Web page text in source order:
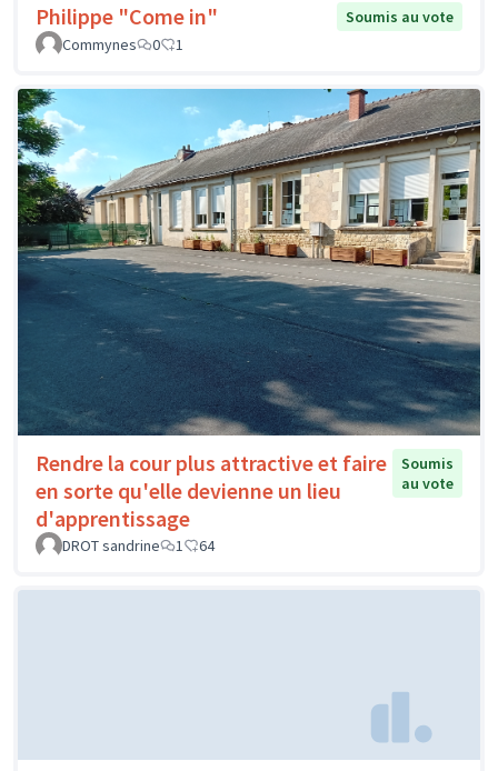
Philippe "Come in"
Soumis au vote
Commynes
0 1
Rendre la cour plus attractive et faire
en sorte qu'elle devienne un lieu
d'apprentissage
Soumis
au vote
DROT sandrine 1 64